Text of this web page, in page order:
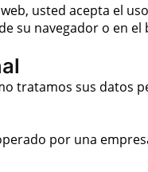
usted acepta el
su navegador o en
tratamos sus datos
por una